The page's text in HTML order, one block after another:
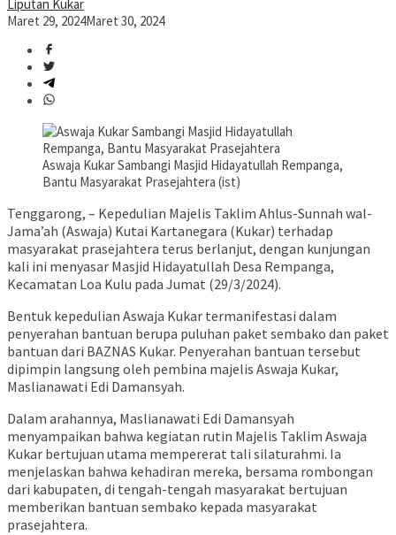
Liputan Kukar
Maret 29, 2024Maret 30, 2024
Aswaja Kukar Sambangi Masjid Hidayatullah Rempanga,
Bantu Masyarakat Prasejahtera (ist)
Tenggarong, – Kepedulian Majelis Taklim Ahlus-Sunnah wal-
Jama’ah (Aswaja) Kutai Kartanegara (Kukar) terhadap
masyarakat prasejahtera terus berlanjut, dengan kunjungan
kali ini menyasar Masjid Hidayatullah Desa Rempanga,
Kecamatan Loa Kulu pada Jumat (29/3/2024).
Bentuk kepedulian Aswaja Kukar termanifestasi dalam
penyerahan bantuan berupa puluhan paket sembako dan paket
bantuan dari BAZNAS Kukar. Penyerahan bantuan tersebut
dipimpin langsung oleh pembina majelis Aswaja Kukar,
Maslianawati Edi Damansyah.
Dalam arahannya, Maslianawati Edi Damansyah
menyampaikan bahwa kegiatan rutin Majelis Taklim Aswaja
Kukar bertujuan utama mempererat tali silaturahmi. Ia
menjelaskan bahwa kehadiran mereka, bersama rombongan
dari kabupaten, di tengah-tengah masyarakat bertujuan
memberikan bantuan sembako kepada masyarakat
prasejahtera.